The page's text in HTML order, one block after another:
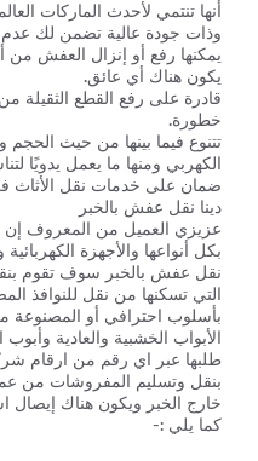
أنها تنتمي لأحدث الماركات
وذات جودة عالية تضمن لك
يمكنها رفع أو إنزال العفش من
يكون هناك أي عائق.
قادرة على رفع القطع
خطورة.
تتنوع فيما بينها من حيث الحجم
الكهربي ومنها ما يعمل يدويًا
ضمان على خدمات نقل الأثاث
دينا نقل عفش بالخبر
عزيزي العميل من المعروف
بكل أنواعها والأجهزة
نقل عفش بالخبر سوف تقوم
التي تسكنها من نقل للنوافذ
بأسلوب احترافي أو
الأبواب الخشبية والعادية
طلبها عبر اي رقم من ارقام
بنقل وتسليم المفروشات من
خارج الخبر ويكون هناك إيصال
كما يلي :-